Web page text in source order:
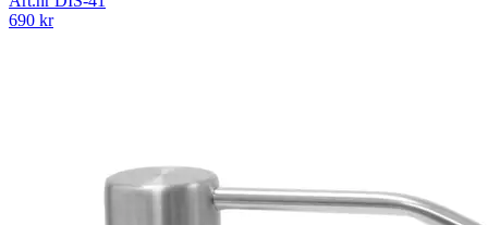
690 kr